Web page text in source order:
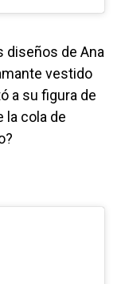
diseños de Ana
vestido
a su figura de
la cola de